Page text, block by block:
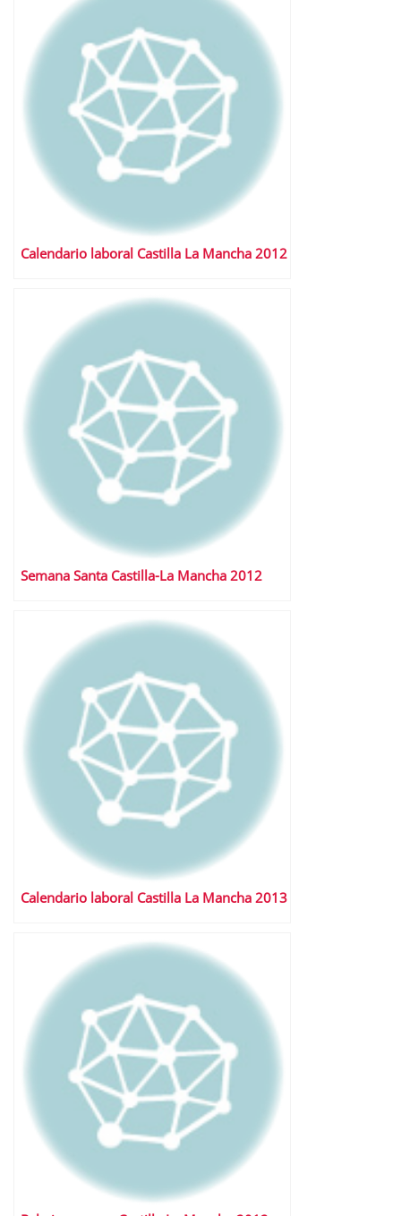
Calendario laboral Castilla La Mancha 2012
Semana Santa Castilla-La Mancha 2012
Calendario laboral Castilla La Mancha 2013